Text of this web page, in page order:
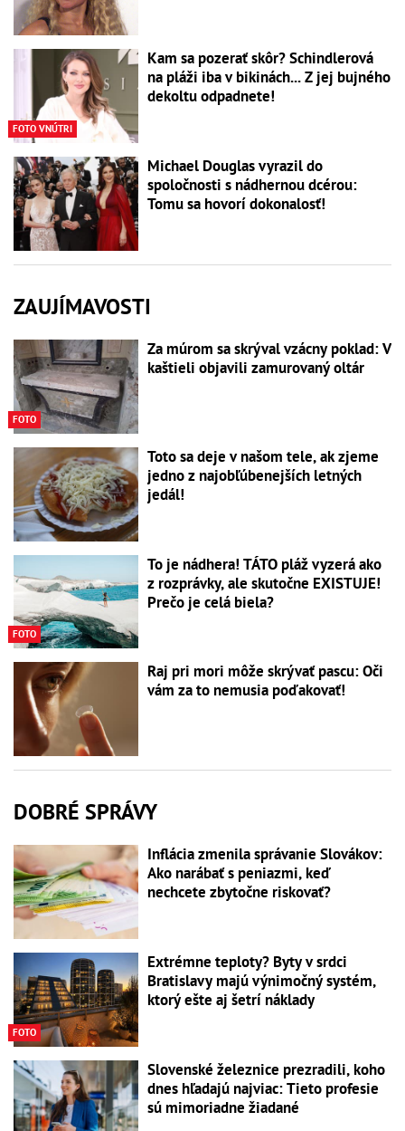
FOTO VNÚTRI
Kam sa pozerať skôr? Schindlerová
na pláži iba v bikinách... Z jej bujného
dekoltu odpadnete!
Michael Douglas vyrazil do
spoločnosti s nádhernou dcérou:
Tomu sa hovorí dokonalosť!
ZAUJÍMAVOSTI
FOTO
Za múrom sa skrýval vzácny poklad: V
kaštieli objavili zamurovaný oltár
Toto sa deje v našom tele, ak zjeme
jedno z najobľúbenejších letných
jedál!
FOTO
To je nádhera! TÁTO pláž vyzerá ako
z rozprávky, ale skutočne EXISTUJE!
Prečo je celá biela?
Raj pri mori môže skrývať pascu: Oči
vám za to nemusia poďakovať!
DOBRÉ SPRÁVY
Inflácia zmenila správanie Slovákov:
Ako narábať s peniazmi, keď
nechcete zbytočne riskovať?
FOTO
Extrémne teploty? Byty v srdci
Bratislavy majú výnimočný systém,
ktorý ešte aj šetrí náklady
Slovenské železnice prezradili, koho
dnes hľadajú najviac: Tieto profesie
sú mimoriadne žiadané